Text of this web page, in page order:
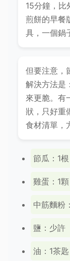
15分鐘，比
煎餅的早餐
具，一個鍋
但要注意，
解決方法是
來更脆。有
狀，只好重
食材清單，
節瓜：1
雞蛋：1顆
中筋麵粉
鹽：少許
油：1茶